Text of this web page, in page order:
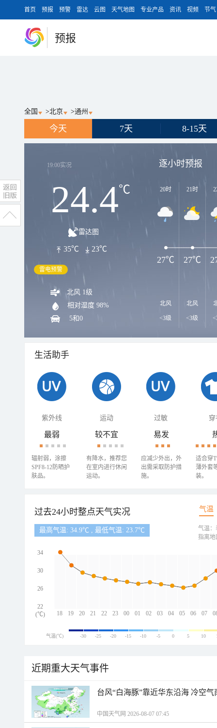
首页 预报 预警 雷达 云图 天气地图 专业产品 资讯 视频 节气
预报
全国 >北京 >通州
今天 7天 8-15天
19:00实况
24.4℃
雷达图
35℃ 23℃
雷电预警
北风 1级
相对湿度 98%
5和0
逐小时预报
20时
北风
<3级
21时
北风
<3级
27℃ 27℃
生活助手
紫外线 运动 过敏 穿
最弱
辐射弱，涂擦
SPF8-12防晒护
肤品。
较不宜
有降水，推荐您
在室内进行休闲
运动。
易发
应减少外出，外
出需采取防护措
施。
适合穿
薄外套
装。
过去24小时整点天气实况 气温
最高气温: 34.9℃ , 最低气温: 23.7℃
18 19 20 21 22 23 00 01 02 03 04 05 06 07
34
30
26
22
(℃)
气温：
指离地
气温(℃) -30 -25 -20 -15 -10 -5 0 5 10
近期重大天气事件
台风“白海豚”靠近华东沿海 冷空
中国天气网 2026-08-07 07:45